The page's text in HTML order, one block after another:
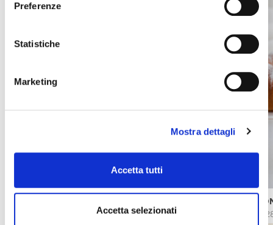
Preferenze
Statistiche
Marketing
Mostra dettagli
Accetta tutti
Accetta selezionati